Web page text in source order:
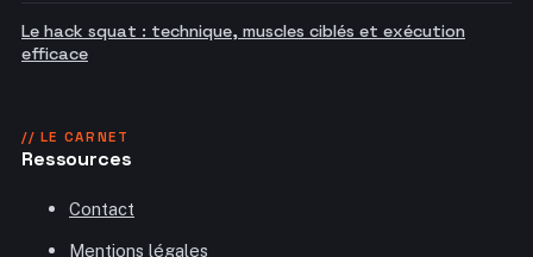
Le hack squat : technique, muscles ciblés et exécution
efficace
// LE CARNET
Ressources
Contact
Mentions légales